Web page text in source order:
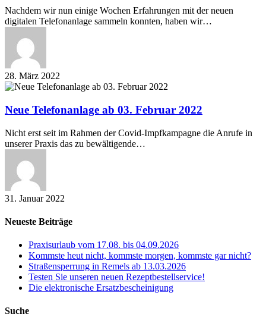
Nachdem wir nun einige Wochen Erfahrungen mit der neuen
digitalen Telefonanlage sammeln konnten, haben wir…
28. März 2022
Neue
ab
03.
Februar
2022
Neue Telefonanlage ab 03. Februar 2022
Nicht erst seit im Rahmen der Covid-Impfkampagne die Anrufe in
unserer Praxis das zu bewältigende…
31. Januar 2022
Neueste Beiträge
Praxisurlaub vom 17.08. bis 04.09.2026
Kommste heut nicht, kommste morgen, kommste gar nicht?
Straßensperrung in Remels ab 13.03.2026
Testen Sie unseren neuen Rezeptbestellservice!
Die elektronische Ersatzbescheinigung
Suche